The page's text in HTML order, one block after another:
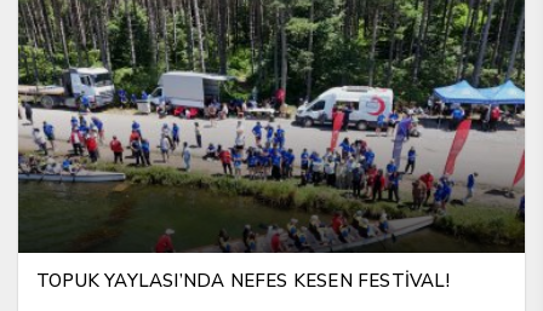
TOPUK YAYLASI’NDA NEFES KESEN FESTİVAL!